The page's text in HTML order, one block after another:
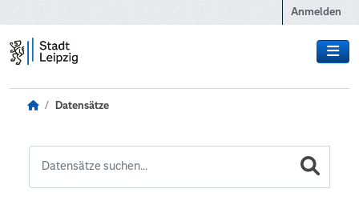
Anmelden
Datensätze